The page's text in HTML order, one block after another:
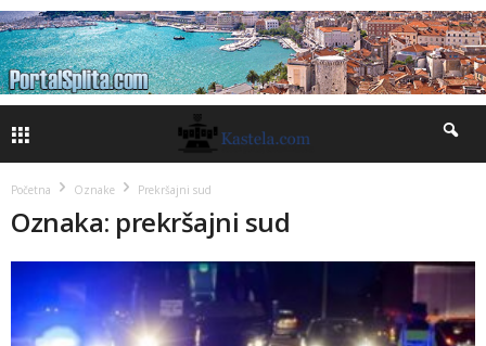
Početna Oznake Prekršajni sud
Oznaka: prekršajni sud